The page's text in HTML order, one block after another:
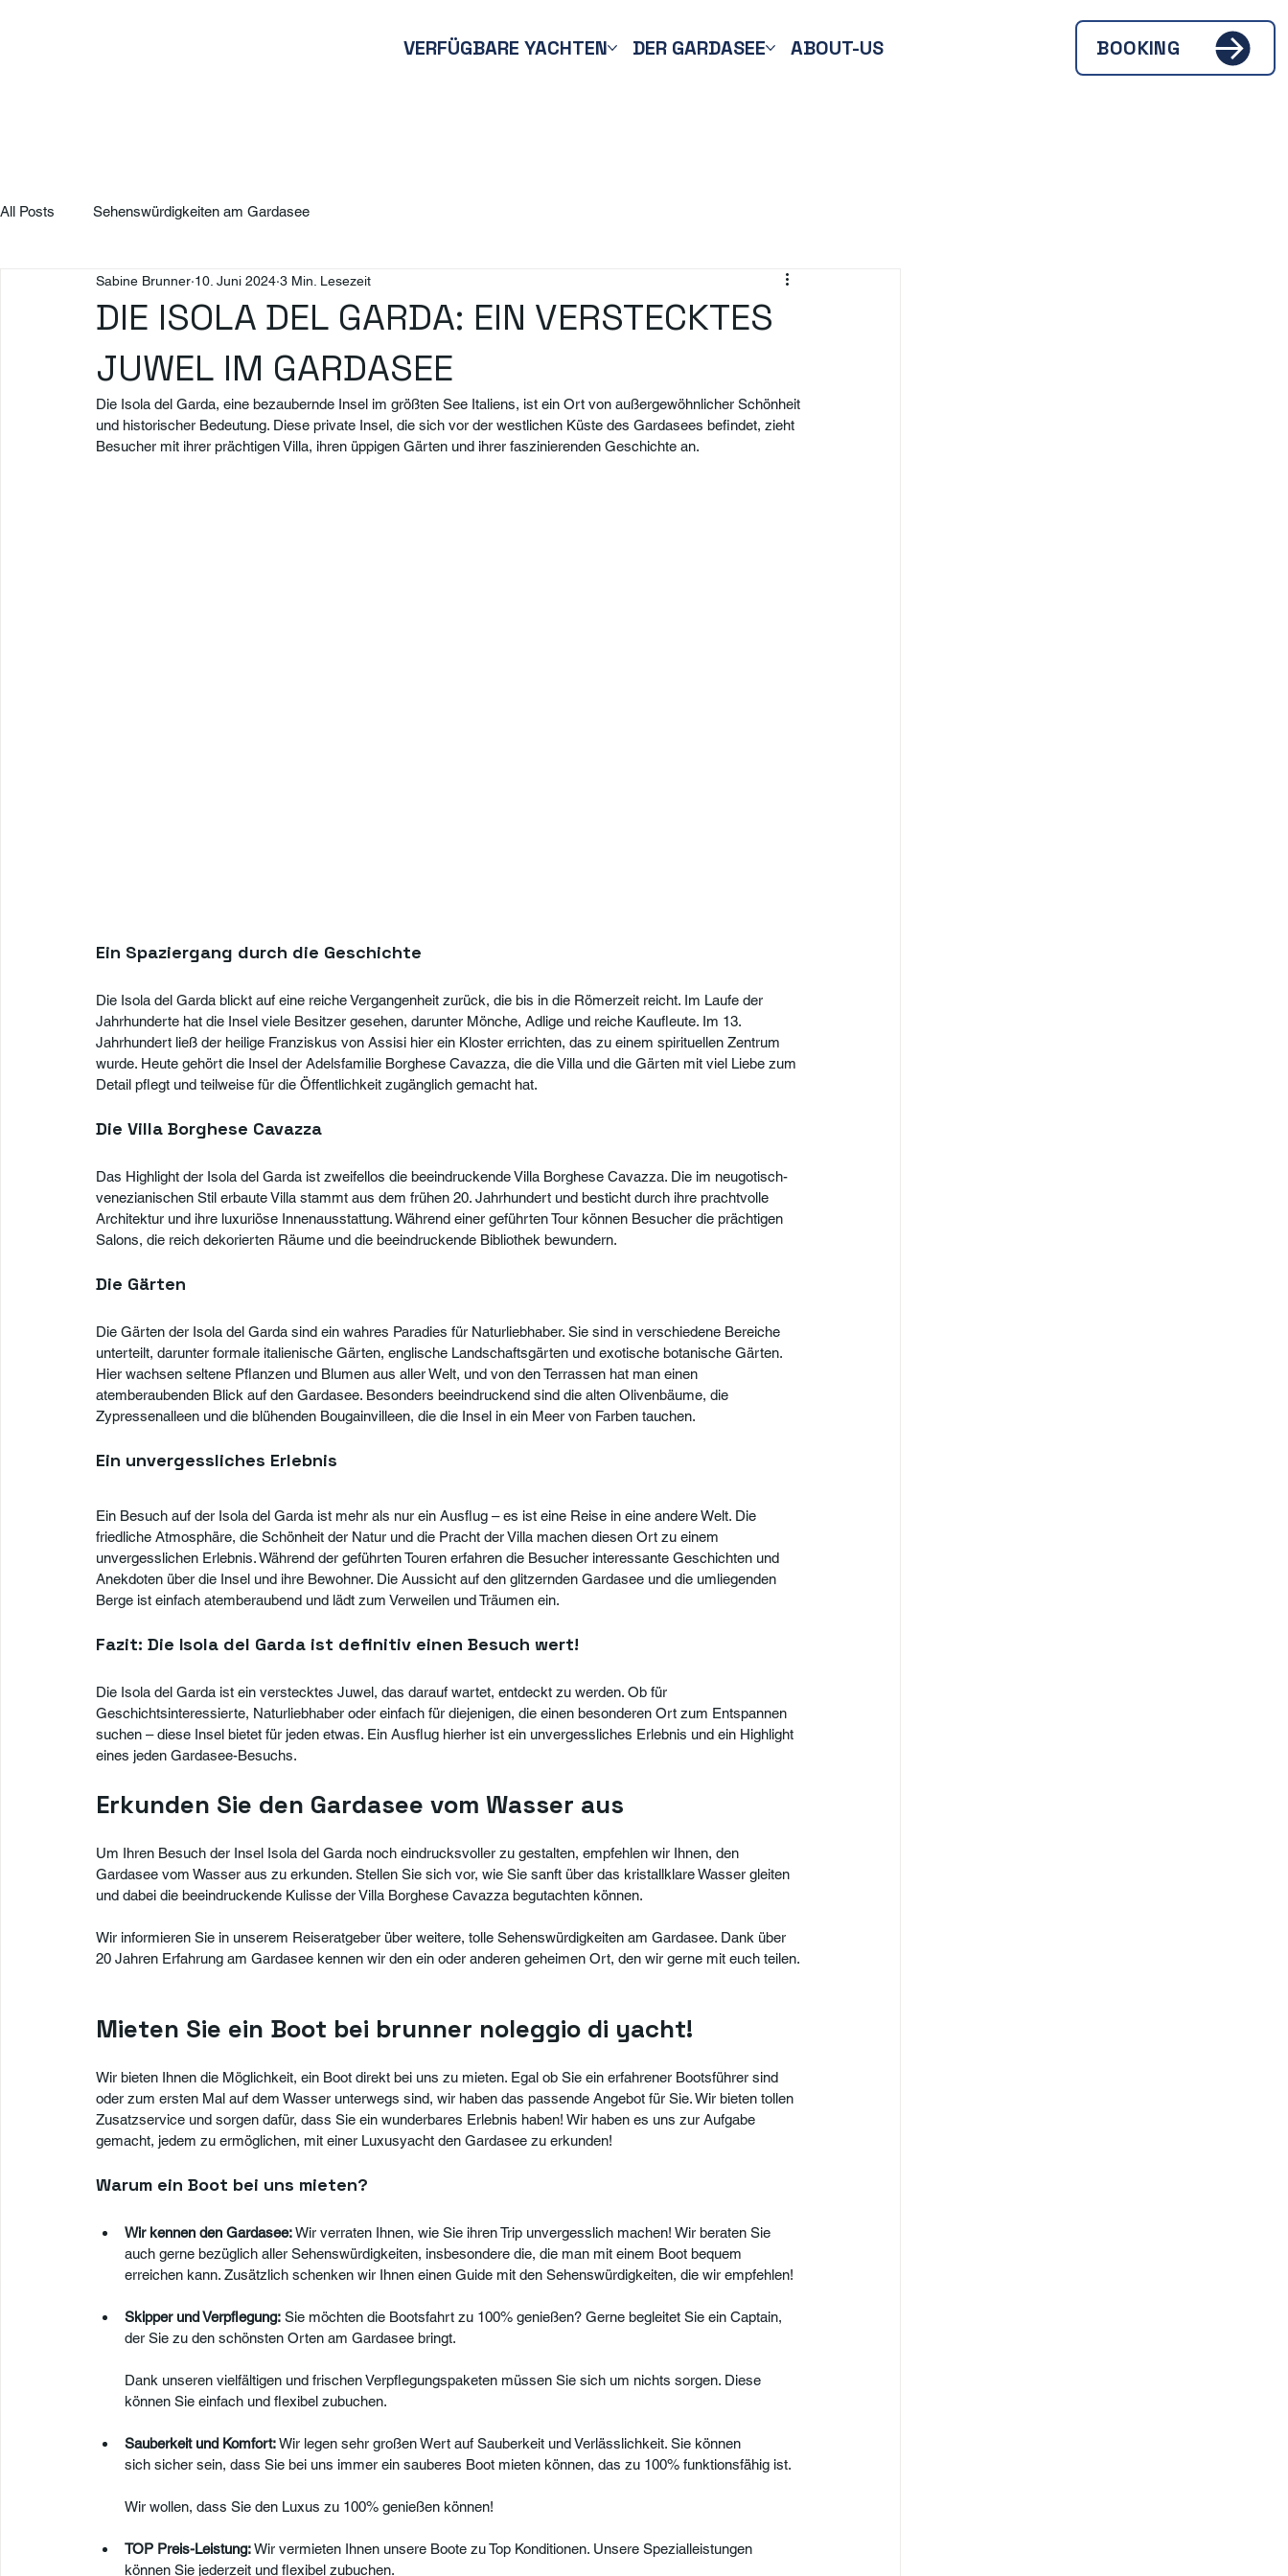
VERFÜGBARE YACHTEN DER GARDASEE ABOUT-US BOOKING
All Posts Sehenswürdigkeiten am Gardasee
DIE ISOLA DEL GARDA: EIN VERSTECKTES
JUWEL IM GARDASEE
Sabine Brunner 10. Juni 2024 3 Min. Lesezeit
Die Isola del Garda, eine bezaubernde Insel im größten See Italiens, ist ein Ort von außergewöhnlicher Schönheit
und historischer Bedeutung. Diese private Insel, die sich vor der westlichen Küste des Gardasees befindet, zieht
Besucher mit ihrer prächtigen Villa, ihren üppigen Gärten und ihrer faszinierenden Geschichte an.
Ein Spaziergang durch die Geschichte
Die Isola del Garda blickt auf eine reiche Vergangenheit zurück, die bis in die Römerzeit reicht. Im Laufe der
Jahrhunderte hat die Insel viele Besitzer gesehen, darunter Mönche, Adlige und reiche Kaufleute. Im 13.
Jahrhundert ließ der heilige Franziskus von Assisi hier ein Kloster errichten, das zu einem spirituellen Zentrum
wurde. Heute gehört die Insel der Adelsfamilie Borghese Cavazza, die die Villa und die Gärten mit viel Liebe zum
Detail pflegt und teilweise für die Öffentlichkeit zugänglich gemacht hat.
Die Villa Borghese Cavazza
Das Highlight der Isola del Garda ist zweifellos die beeindruckende Villa Borghese Cavazza. Die im neugotisch-
venezianischen Stil erbaute Villa stammt aus dem frühen 20. Jahrhundert und besticht durch ihre prachtvolle
Architektur und ihre luxuriöse Innenausstattung. Während einer geführten Tour können Besucher die prächtigen
Salons, die reich dekorierten Räume und die beeindruckende Bibliothek bewundern.
Die Gärten
Die Gärten der Isola del Garda sind ein wahres Paradies für Naturliebhaber. Sie sind in verschiedene Bereiche
unterteilt, darunter formale italienische Gärten, englische Landschaftsgärten und exotische botanische Gärten.
Hier wachsen seltene Pflanzen und Blumen aus aller Welt, und von den Terrassen hat man einen
atemberaubenden Blick auf den Gardasee. Besonders beeindruckend sind die alten Olivenbäume, die
Zypressenalleen und die blühenden Bougainvilleen, die die Insel in ein Meer von Farben tauchen.
Ein unvergessliches Erlebnis
Ein Besuch auf der Isola del Garda ist mehr als nur ein Ausflug – es ist eine Reise in eine andere Welt. Die
friedliche Atmosphäre, die Schönheit der Natur und die Pracht der Villa machen diesen Ort zu einem
unvergesslichen Erlebnis. Während der geführten Touren erfahren die Besucher interessante Geschichten und
Anekdoten über die Insel und ihre Bewohner. Die Aussicht auf den glitzernden Gardasee und die umliegenden
Berge ist einfach atemberaubend und lädt zum Verweilen und Träumen ein.
Fazit: Die Isola del Garda ist definitiv einen Besuch wert!
Die Isola del Garda ist ein verstecktes Juwel, das darauf wartet, entdeckt zu werden. Ob für
Geschichtsinteressierte, Naturliebhaber oder einfach für diejenigen, die einen besonderen Ort zum Entspannen
suchen – diese Insel bietet für jeden etwas. Ein Ausflug hierher ist ein unvergessliches Erlebnis und ein Highlight
eines jeden Gardasee-Besuchs.
Erkunden Sie den Gardasee vom Wasser aus
Um Ihren Besuch der Insel Isola del Garda noch eindrucksvoller zu gestalten, empfehlen wir Ihnen, den
Gardasee vom Wasser aus zu erkunden. Stellen Sie sich vor, wie Sie sanft über das kristallklare Wasser gleiten
und dabei die beeindruckende Kulisse der Villa Borghese Cavazza begutachten können.
Wir informieren Sie in unserem Reiseratgeber über weitere, tolle Sehenswürdigkeiten am Gardasee. Dank über
20 Jahren Erfahrung am Gardasee kennen wir den ein oder anderen geheimen Ort, den wir gerne mit euch teilen.
Mieten Sie ein Boot bei brunner noleggio di yacht!
Wir bieten Ihnen die Möglichkeit, ein Boot direkt bei uns zu mieten. Egal ob Sie ein erfahrener Bootsführer sind
oder zum ersten Mal auf dem Wasser unterwegs sind, wir haben das passende Angebot für Sie. Wir bieten tollen
Zusatzservice und sorgen dafür, dass Sie ein wunderbares Erlebnis haben! Wir haben es uns zur Aufgabe
gemacht, jedem zu ermöglichen, mit einer Luxusyacht den Gardasee zu erkunden!
Warum ein Boot bei uns mieten?
Wir kennen den Gardasee: Wir verraten Ihnen, wie Sie ihren Trip unvergesslich machen! Wir beraten Sie
auch gerne bezüglich aller Sehenswürdigkeiten, insbesondere die, die man mit einem Boot bequem
erreichen kann. Zusätzlich schenken wir Ihnen einen Guide mit den Sehenswürdigkeiten, die wir empfehlen!
Skipper und Verpflegung: Sie möchten die Bootsfahrt zu 100% genießen? Gerne begleitet Sie ein Captain,
der Sie zu den schönsten Orten am Gardasee bringt.
Dank unseren vielfältigen und frischen Verpflegungspaketen müssen Sie sich um nichts sorgen. Diese
können Sie einfach und flexibel zubuchen.
Sauberkeit und Komfort: Wir legen sehr großen Wert auf Sauberkeit und Verlässlichkeit. Sie können
sich sicher sein, dass Sie bei uns immer ein sauberes Boot mieten können, das zu 100% funktionsfähig ist.
Wir wollen, dass Sie den Luxus zu 100% genießen können!
TOP Preis-Leistung: Wir vermieten Ihnen unsere Boote zu Top Konditionen. Unsere Spezialleistungen
können Sie jederzeit und flexibel zubuchen.